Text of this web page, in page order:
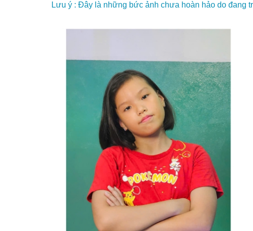
Lưu ý : Đây là những bức ảnh chưa hoàn hảo do đang